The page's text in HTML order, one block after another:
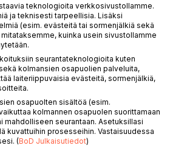
kirjakauppaan, klikkaa
”Kirjautuminen ja rekisteröityminen
myBoD-
(sähköposti tai salasana),
molempia alueita. Tämä
jos muutat ne vain
teknologioita verkkosivustollamme.
ja teknisesti tarpeellisia. Lisäksi
(esim. evästeitä tai sormenjälkiä sekä
kuinka usein sivustollamme
seurantateknologioita kuten
kolmansien osapuolien palveluita,
laiteriippuvaisia evästeitä, sormenjälkiä,
osapuolten sisältöä (esim.
kolmannen osapuolen suorittamaan
seurantaan. Asetuksillasi
kuvattuihin prosesseihin. Vastaisuudessa
(BoD Julkaisutiedot)